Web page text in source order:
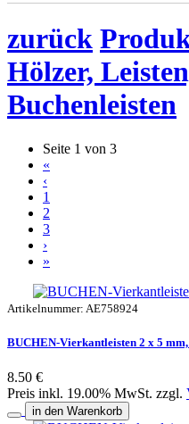
zurück
Hölzer,
Buchenleisten
Seite 1 von 3
«
‹
1
2
3
›
»
Artikelnummer: AE758924
BUCHEN-Vierkantleisten 2 x 5
8.50 €
Preis inkl. 19.00% MwSt. zzgl.
in den Warenkorb